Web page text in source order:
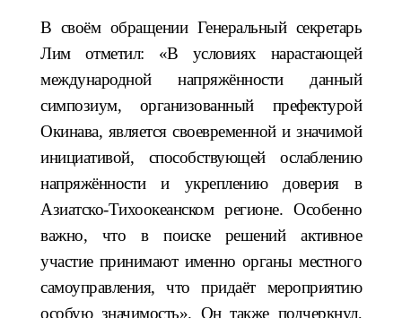
В своём обращении Генеральный секретарь
Лим отметил: «В условиях нарастающей
международной напряжённости данный
симпозиум, организованный префектурой
Окинава, является своевременной и значимой
инициативой, способствующей ослаблению
напряжённости и укреплению доверия в
Азиатско-Тихоокеанском регионе. Особенно
важно, что в поиске решений активное
участие принимают именно органы местного
самоуправления, что придаёт мероприятию
особую значимость». Он также подчеркнул,